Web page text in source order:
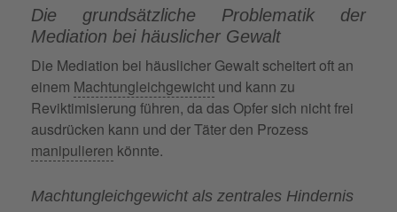
Die grundsätzliche Problematik der
Mediation bei häuslicher Gewalt
Die Mediation bei häuslicher Gewalt scheitert oft an
einem Machtungleichgewicht und kann zu
Reviktimisierung führen, da das Opfer sich nicht frei
ausdrücken kann und der Täter den Prozess
manipulieren könnte.
Machtungleichgewicht als zentrales Hindernis